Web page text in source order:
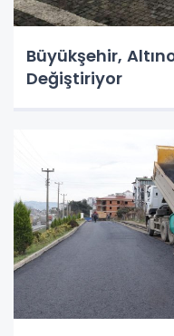
Büyükşehir,
Değiştiriyor